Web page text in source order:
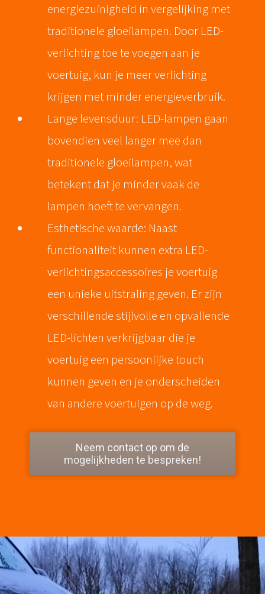
energiezuinigheid in vergelijking met
traditionele gloeilampen. Door LED-
verlichting toe te voegen aan je
voertuig, kun je meer verlichting
krijgen met minder energieverbruik.
Lange levensduur: LED-lampen gaan
bovendien veel langer mee dan
traditionele gloeilampen, wat
betekent dat je minder vaak de
lampen hoeft te vervangen.
Esthetische waarde: Naast
functionaliteit kunnen extra LED-
verlichtingsaccessoires je voertuig
een unieke uitstraling geven. Er zijn
verschillende stijlvolle en opvallende
LED-lichten verkrijgbaar die je
voertuig een persoonlijke touch
kunnen geven en je onderscheiden
van andere voertuigen op de weg.
Neem contact op om de
mogelijkheden te bespreken!